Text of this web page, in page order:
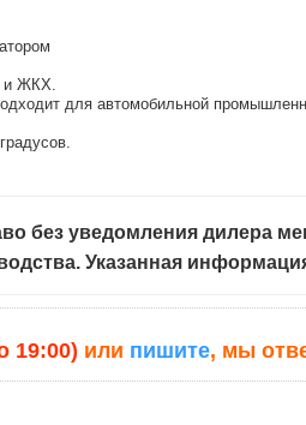
и ЖКХ.
для автомобильной
без уведомления дилера
Указанная
19:00) или пишите, мы